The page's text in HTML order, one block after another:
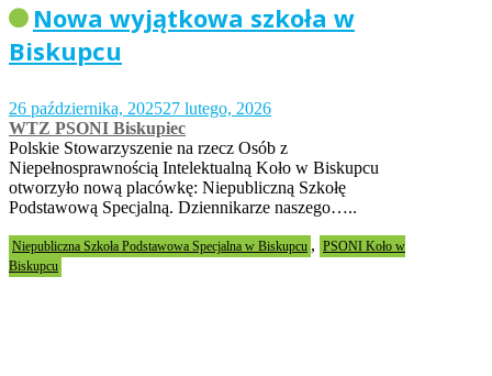
Nowa wyjątkowa szkoła w
Biskupcu
26 października, 202527 lutego, 2026
WTZ PSONI Biskupiec
Polskie Stowarzyszenie na rzecz Osób z
Niepełnosprawnością Intelektualną Koło w Biskupcu
otworzyło nową placówkę: Niepubliczną Szkołę
Podstawową Specjalną. Dziennikarze naszego…..
Niepubliczna Szkoła Podstawowa Specjalna w Biskupcu , PSONI Koło w
Biskupcu